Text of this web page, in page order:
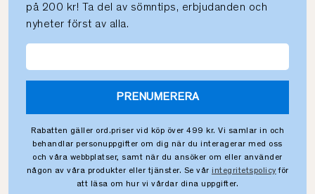
på 200 kr! Ta del av sömntips, erbjudanden och
nyheter först av alla.
PRENUMERERA
Rabatten gäller ord.priser vid köp över 499 kr. Vi samlar in och
behandlar personuppgifter om dig när du interagerar med oss
och våra webbplatser, samt när du ansöker om eller använder
någon av våra produkter eller tjänster. Se vår integritetspolicy för
att läsa om hur vi vårdar dina uppgifter.